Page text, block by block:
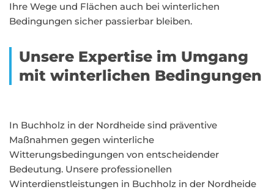
Ihre Wege und Flächen auch bei winterlichen
Bedingungen sicher passierbar bleiben.
Unsere Expertise im Umgang
mit winterlichen Bedingungen
In Buchholz in der Nordheide sind präventive
Maßnahmen gegen winterliche
Witterungsbedingungen von entscheidender
Bedeutung. Unsere professionellen
Winterdienstleistungen in Buchholz in der Nordheide